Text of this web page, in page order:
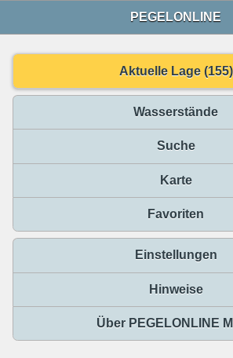
PEGELONLINE
Aktuelle Lage (155)
Wasserstände
Suche
Karte
Favoriten
Einstellungen
Hinweise
Über PEGELONLINE